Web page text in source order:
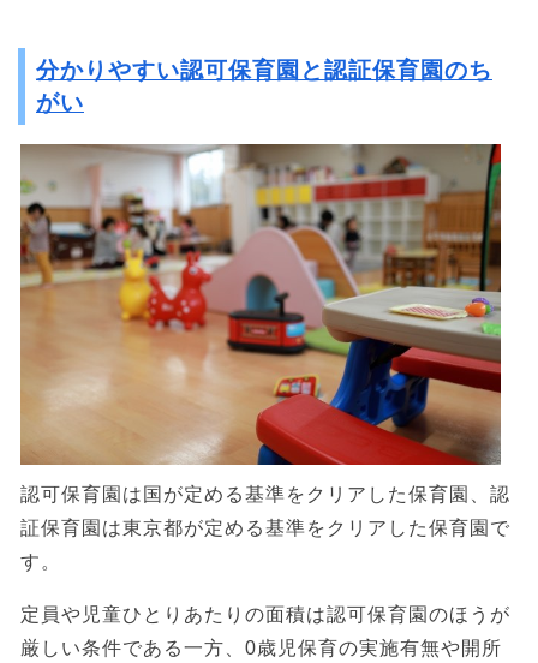
分かりやすい認可保育園と認証保育園のち
がい
認可保育園は国が定める基準をクリアした保育園、認
証保育園は東京都が定める基準をクリアした保育園で
す。
定員や児童ひとりあたりの面積は認可保育園のほうが
厳しい条件である一方、0歳児保育の実施有無や開所